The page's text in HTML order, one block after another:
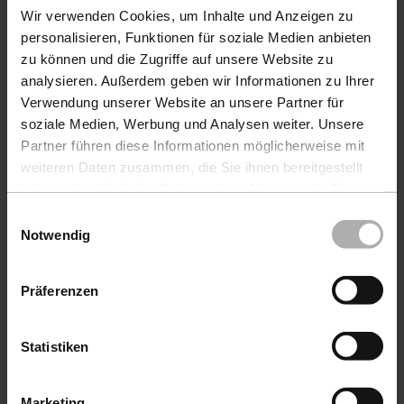
Wir verwenden Cookies, um Inhalte und Anzeigen zu
personalisieren, Funktionen für soziale Medien anbieten
zu können und die Zugriffe auf unsere Website zu
analysieren. Außerdem geben wir Informationen zu Ihrer
Verwendung unserer Website an unsere Partner für
soziale Medien, Werbung und Analysen weiter. Unsere
Partner führen diese Informationen möglicherweise mit
weiteren Daten zusammen, die Sie ihnen bereitgestellt
Einstellungen zu den Cookies finden Sie unter
Notwendig
Präferenzen
Statistiken
Surfaces rugueuses et zones cassées dues
au vieillissement
Cuir antique, cuir essuyé, ensembles
Chesterfield
La restauration de vieux cuirs de chaise